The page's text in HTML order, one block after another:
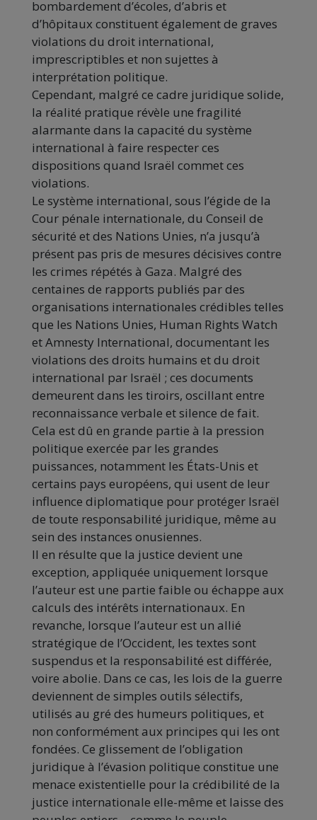
bombardement d’écoles, d’abris et
d’hôpitaux constituent également de graves
violations du droit international,
imprescriptibles et non sujettes à
interprétation politique.
Cependant, malgré ce cadre juridique solide,
la réalité pratique révèle une fragilité
alarmante dans la capacité du système
international à faire respecter ces
dispositions quand Israël commet ces
violations.
Le système international, sous l’égide de la
Cour pénale internationale, du Conseil de
sécurité et des Nations Unies, n’a jusqu’à
présent pas pris de mesures décisives contre
les crimes répétés à Gaza. Malgré des
centaines de rapports publiés par des
organisations internationales crédibles telles
que les Nations Unies, Human Rights Watch
et Amnesty International, documentant les
violations des droits humains et du droit
international par Israël ; ces documents
demeurent dans les tiroirs, oscillant entre
reconnaissance verbale et silence de fait.
Cela est dû en grande partie à la pression
politique exercée par les grandes
puissances, notamment les États-Unis et
certains pays européens, qui usent de leur
influence diplomatique pour protéger Israël
de toute responsabilité juridique, même au
sein des instances onusiennes.
Il en résulte que la justice devient une
exception, appliquée uniquement lorsque
l’auteur est une partie faible ou échappe aux
calculs des intérêts internationaux. En
revanche, lorsque l’auteur est un allié
stratégique de l’Occident, les textes sont
suspendus et la responsabilité est différée,
voire abolie. Dans ce cas, les lois de la guerre
deviennent de simples outils sélectifs,
utilisés au gré des humeurs politiques, et
non conformément aux principes qui les ont
fondées. Ce glissement de l’obligation
juridique à l’évasion politique constitue une
menace existentielle pour la crédibilité de la
justice internationale elle-même et laisse des